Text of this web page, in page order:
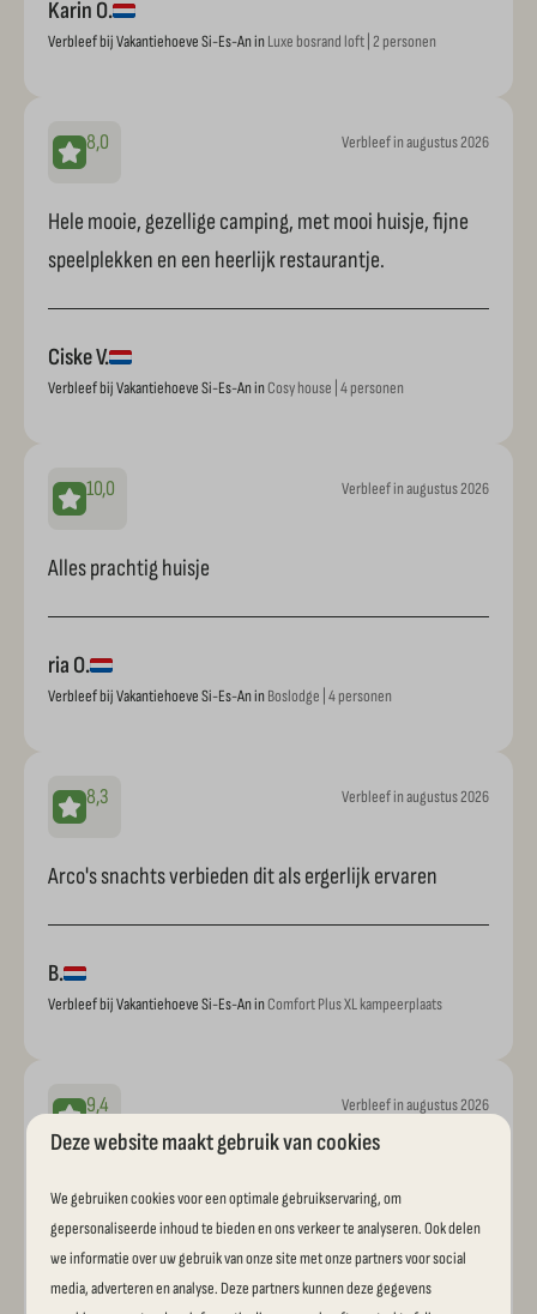
Karin O.
Verbleef bij Vakantiehoeve Si-Es-An inLuxe bosrand loft | 2 personen
8,0 Verbleef in augustus 2026
Hele mooie, gezellige camping, met mooi huisje, fijne
speelplekken en een heerlijk restaurantje.
Ciske V.
Verbleef bij Vakantiehoeve Si-Es-An inCosy house | 4 personen
10,0 Verbleef in augustus 2026
Alles prachtig huisje
ria O.
Verbleef bij Vakantiehoeve Si-Es-An inBoslodge | 4 personen
8,3 Verbleef in augustus 2026
Arco's snachts verbieden dit als ergerlijk ervaren
B.
Verbleef bij Vakantiehoeve Si-Es-An inComfort Plus XL kampeerplaats
9,4 Verbleef in augustus 2026
Maak misschien ook een verwijsbordje naar de
groencontainer. Ik heb heel lang moeten zoeken en ook
medewerkers (in groene polo’s) wisten het niet. En
persoonlijk vind ik 6 min douchen ook heel lang hoor.
Deze website maakt gebruik van cookies
We gebruiken cookies voor een optimale gebruikservaring, om
gepersonaliseerde inhoud te bieden en ons verkeer te analyseren. Ook delen
we informatie over uw gebruik van onze site met onze partners voor social
media, adverteren en analyse. Deze partners kunnen deze gegevens